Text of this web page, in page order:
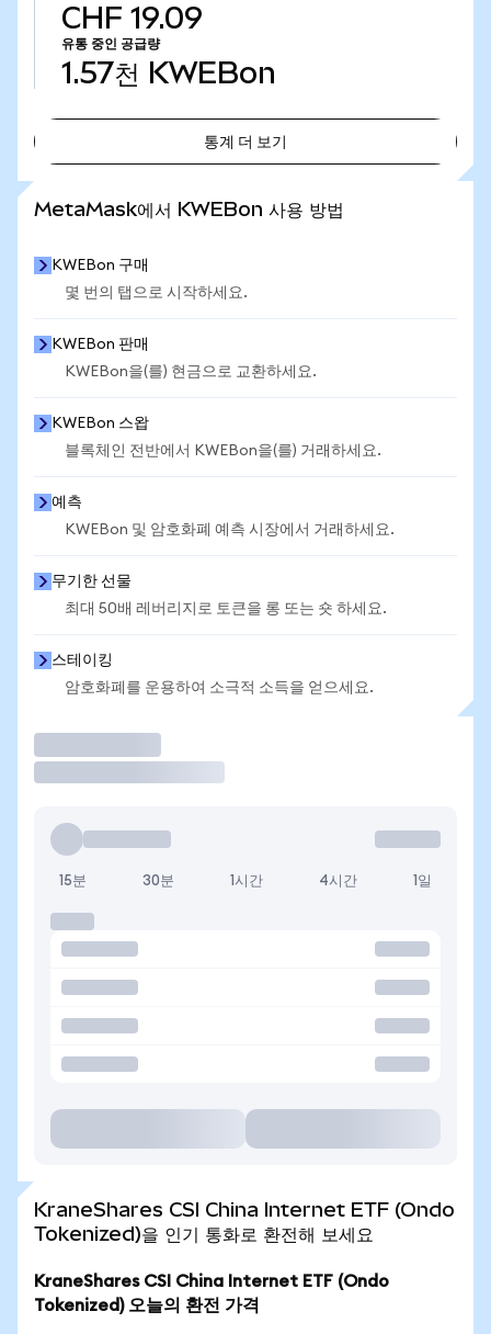
CHF 19.09
유통 중인 공급량
1.57천 KWEBon
통계 더 보기
MetaMask에서 KWEBon 사용 방법
KWEBon 구매
몇 번의 탭으로 시작하세요.
KWEBon 판매
KWEBon을(를) 현금으로 교환하세요.
KWEBon 스왑
블록체인 전반에서 KWEBon을(를) 거래하세요.
예측
KWEBon 및 암호화폐 예측 시장에서 거래하세요.
무기한 선물
최대 50배 레버리지로 토큰을 롱 또는 숏 하세요.
스테이킹
암호화폐를 운용하여 소극적 소득을 얻으세요.
15분 30분 1시간 4시간 1일
KraneShares CSI China Internet ETF (Ondo
Tokenized)을 인기 통화로 환전해 보세요
KraneShares CSI China Internet ETF (Ondo
Tokenized) 오늘의 환전 가격